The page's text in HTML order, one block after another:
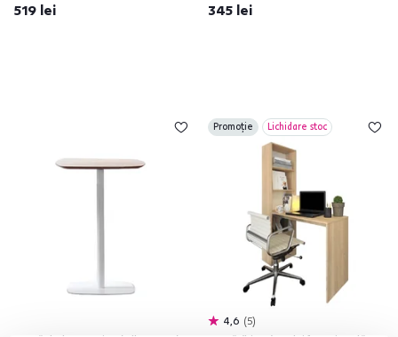
519 lei 345 lei
Promoție Lichidare stoc
4,6 5